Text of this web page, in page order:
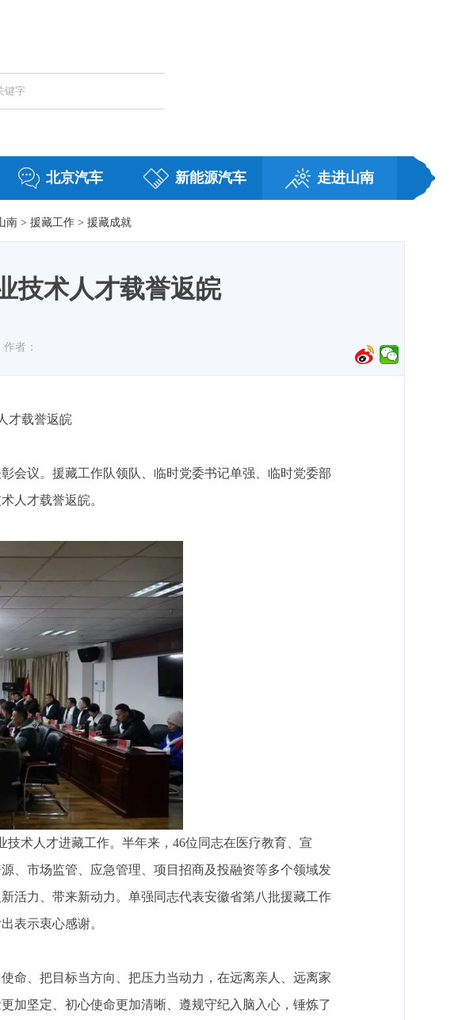
北京汽车 新能源汽车 走进山南
南 > 援藏工作 > 援藏成就
技术人才载誉返皖
作者：
才载誉返皖
会议。援藏工作队领队、临时党委书记单强、临时党委部
人才载誉返皖。
术人才进藏工作。半年来，46位同志在医疗教育、宣
、市场监管、应急管理、项目招商及投融资等多个领域发
活力、带来新动力。单强同志代表安徽省第八批援藏工作
表示衷心感谢。
命、把目标当方向、把压力当动力，在远离亲人、远离家
加坚定、初心使命更加清晰、遵规守纪入脑入心，锤炼了